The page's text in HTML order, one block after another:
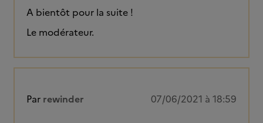
A bientôt pour la suite !
Le modérateur.
Par rewinder 07/06/2021 à 18:59